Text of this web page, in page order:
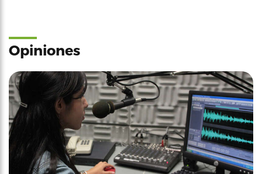
Opiniones